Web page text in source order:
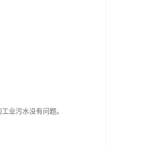
业污水没有问题。